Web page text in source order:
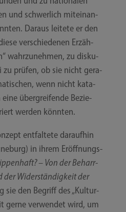
und schwer­lich mit­ein­an­
Dar­aus lei­te­te er den
ver­schie­de­nen Erzäh­
wahr­zu­neh­men, zu dis­ku­
prü­fen, ob sie nicht gera­
wenn nicht kata­
über­grei­fen­de Bezie­
wer­den könnten.
ent­fal­te­te dar­auf­hin
in ihrem Eröff­nungs­
– Von der Beharr­
der Wider­stän­dig­keit der
sie den Begriff des „Kul­tur­
ger­ne ver­wen­det wird, um